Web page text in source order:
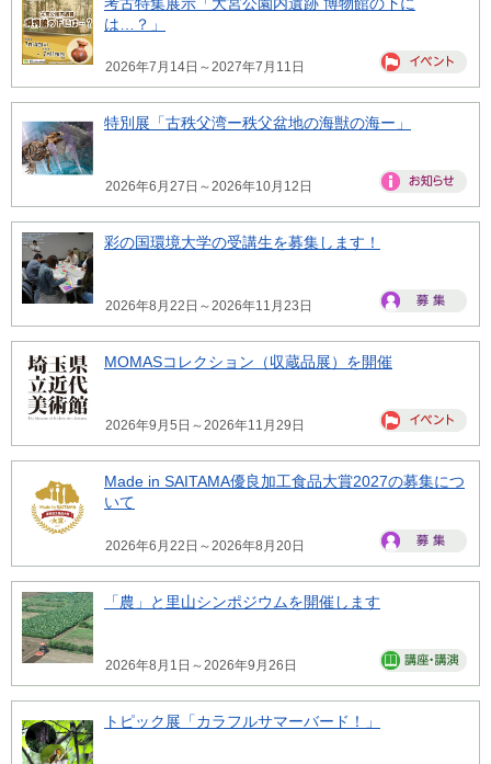
は…？」
2026年7月14日～2027年7月11日
特別展「古秩父湾ー秩父盆地の海獣の海ー」
2026年6月27日～2026年10月12日
彩の国環境大学の受講生を募集します！
2026年8月22日～2026年11月23日
MOMASコレクション（収蔵品展）を開催
2026年9月5日～2026年11月29日
Made in SAITAMA優良加工食品大賞2027の募集につ
いて
2026年6月22日～2026年8月20日
「農」と里山シンポジウムを開催します
2026年8月1日～2026年9月26日
トピック展「カラフルサマーバード！」